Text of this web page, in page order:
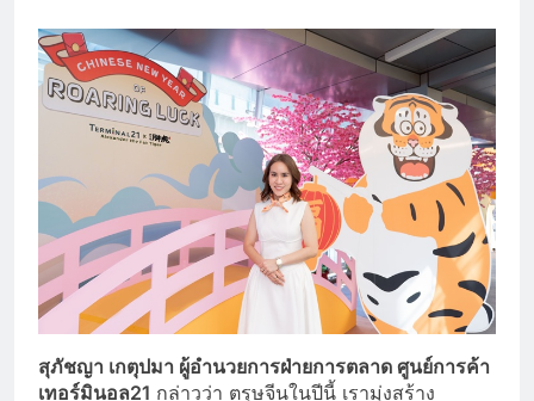
สุภัชญา เกตุปมา ผู้อำนวยการฝ่ายการตลาด ศูนย์การค้า
เทอร์มินอล21 กล่าวว่า ตรุษจีนในปีนี้ เรามุ่งสร้าง